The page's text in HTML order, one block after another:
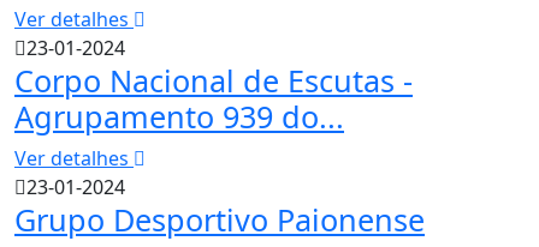
Ver detalhes
23-01-2024
Corpo Nacional de Escutas -
Agrupamento 939 do...
Ver detalhes
23-01-2024
Grupo Desportivo Paionense